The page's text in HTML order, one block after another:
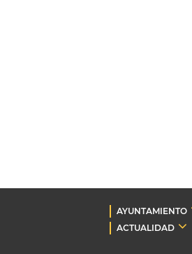
AYUNTAMIENTO
ACTUALIDAD